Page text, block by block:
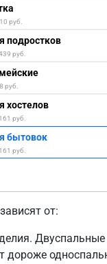
руб.
подростков
руб.
руб.
хостелов
руб.
бытовок
руб.
от:
дороже